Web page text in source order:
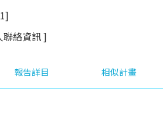
聯絡資訊]
報告詳目 相似計畫